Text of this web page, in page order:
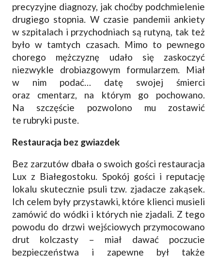
precyzyjne diagnozy, jak choćby podchmielenie
drugiego stopnia. W czasie pandemii ankiety
w szpitalach i przychodniach są rutyną, tak też
było w tamtych czasach. Mimo to pewnego
chorego mężczyznę udało się zaskoczyć
niezwykle drobiazgowym formularzem. Miał
w nim podać… datę swojej śmierci
oraz cmentarz, na którym go pochowano.
Na szczęście pozwolono mu zostawić
te rubryki puste.
Restauracja bez gwiazdek
Bez zarzutów dbała o swoich gości restauracja
Lux z Białegostoku. Spokój gości i reputację
lokalu skutecznie psuli tzw. zjadacze zakąsek.
Ich celem były przystawki, które klienci musieli
zamówić do wódki i których nie zjadali. Z tego
powodu do drzwi wejściowych przymocowano
drut kolczasty – miał dawać poczucie
bezpieczeństwa i zapewne był także